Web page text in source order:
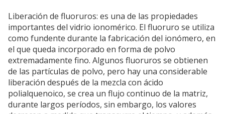
Liberación de fluoruros: es una de las propiedades
importantes del vidrio ionomérico. El fluoruro se utiliza
como fundente durante la fabricación del ionómero, en
el que queda incorporado en forma de polvo
extremadamente fino. Algunos fluoruros se obtienen
de las partículas de polvo, pero hay una considerable
liberación después de la mezcla con ácido
polialquenoico, se crea un flujo continuo de la matriz,
durante largos períodos, sin embargo, los valores